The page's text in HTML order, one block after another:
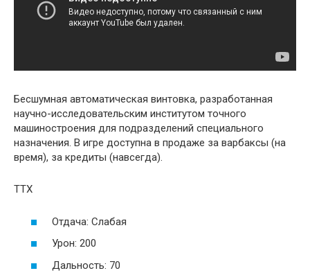
Бесшумная автоматическая винтовка, разработанная
научно-исследовательским институтом точного
машиностроения для подразделений специального
назначения. В игре доступна в продаже за варбаксы (на
время), за кредиты (навсегда).
ТТХ
Отдача: Слабая
Урон: 200
Дальность: 70